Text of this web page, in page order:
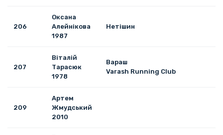
206
Оксана
Алейнікова
1987
Нетішин
207
Віталій
Тарасюк
1978
Вараш
Varash Running Club
209
Артем
Жмудський
2010